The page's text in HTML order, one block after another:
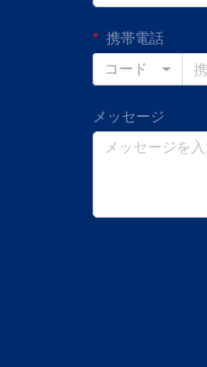
携帯電話
コード
メッセージ